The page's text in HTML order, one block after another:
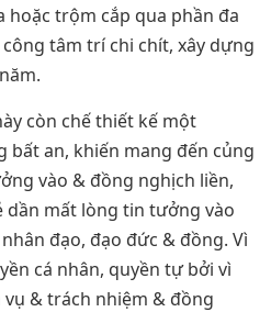
hoặc trộm cắp qua phần đa
tâm trí chi chít, xây dựng
còn chế thiết kế một
an, khiến mang đến củng
vào & đồng nghịch liền,
dần mất lòng tin tưởng vào
đạo, đạo đức & đồng. Vì
cá nhân, quyền tự bởi vì
& trách nhiệm & đồng